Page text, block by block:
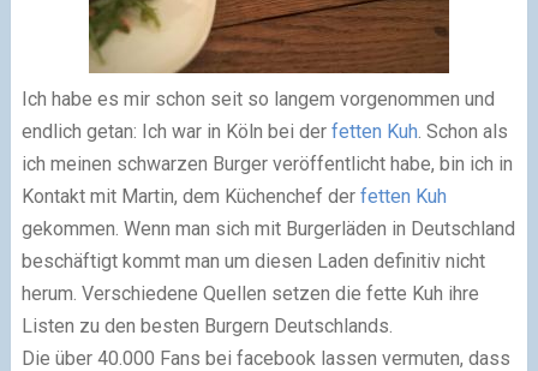
Ich habe es mir schon seit so langem vorgenommen und
endlich getan: Ich war in Köln bei der fetten Kuh . Schon als
ich meinen schwarzen Burger veröffentlicht habe, bin ich in
Kontakt mit Martin, dem Küchenchef der fetten Kuh
gekommen. Wenn man sich mit Burgerläden in Deutschland
beschäftigt kommt man um diesen Laden definitiv nicht
herum. Verschiedene Quellen setzen die fette Kuh ihre
Listen zu den besten Burgern Deutschlands.
Die über 40.000 Fans bei facebook lassen vermuten, dass